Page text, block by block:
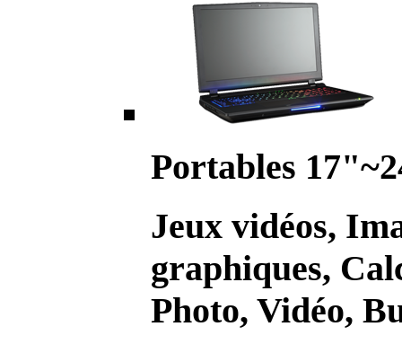
Portables
Jeux vidéos,
graphiques,
Photo, Vidéo,